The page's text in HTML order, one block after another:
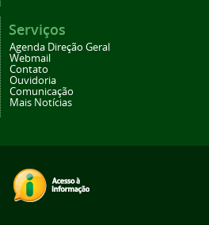
Serviços
Agenda Direção Geral
Webmail
Contato
Ouvidoria
Comunicação
Mais Notícias